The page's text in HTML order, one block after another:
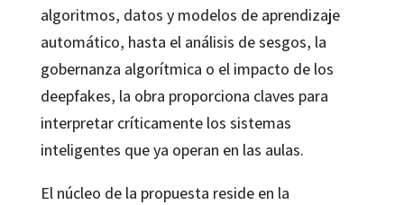
algoritmos, datos y modelos de aprendizaje
automático, hasta el análisis de sesgos, la
gobernanza algorítmica o el impacto de los
deepfakes, la obra proporciona claves para
interpretar críticamente los sistemas
inteligentes que ya operan en las aulas.
El núcleo de la propuesta reside en la